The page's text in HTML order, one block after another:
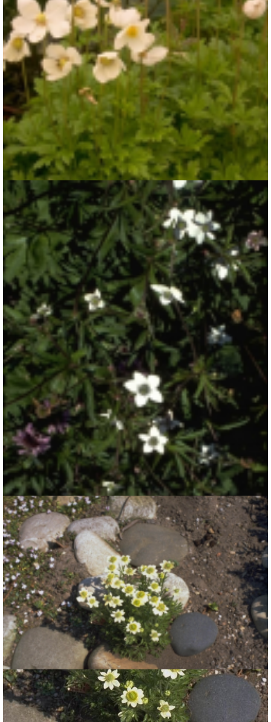
Anemoon
Anemone sylvestris
Anemoon
Anemone rivularis